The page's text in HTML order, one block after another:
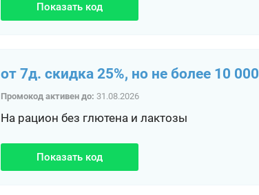
Показать код
от 7д. скидка 25%, но не более 10 000
Промокод активен до: 31.08.2026
На рацион без глютена и лактозы
Показать код